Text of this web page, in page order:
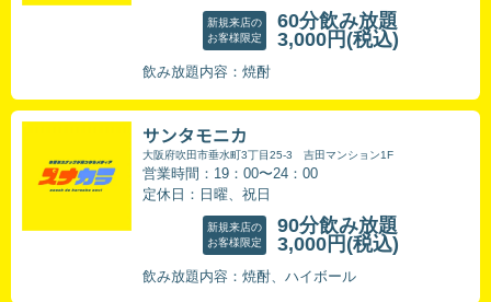
新規来店の
お客様限定
60分飲み放題
3,000円 (税込)
飲み放題内容：焼酎
サンタモニカ
大阪府吹田市垂水町3丁目25-3 吉田マンション1F
営業時間：19：00〜24：00
定休日：日曜、祝日
新規来店の
お客様限定
90分飲み放題
3,000円 (税込)
飲み放題内容：焼酎、ハイボール